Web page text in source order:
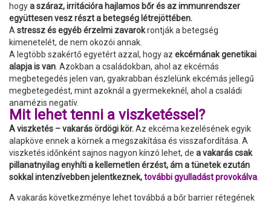
hogya száraz, irritációra hajlamos bőr és az immunrendszer
együttesen vesz részt a betegség létrejöttében.
A stressz és egyéb érzelmi zavarokrontják a betegség
kimenetelét, de nem okozói annak.
A legtöbb szakértő egyetért azzal, hogy az ekcémának genetikai
alapja is van . Azokban a családokban, ahol az ekcémás
megbetegedés jelen van, gyakrabban észlelünk ekcémás jellegű
megbetegedést, mint azoknál a gyermekeknél, ahol a családi
anamézis negatív.
Mit lehet tenni a viszketéssel?
A viszketés – vakarás ördögi kör.Az ekcéma kezelésének egyik
alapköve ennek a körnek a megszakítása és visszafordítása. A
viszketés időnként sajnos nagyon kínzó lehet, de a vakarás csak
pillanatnyilag enyhíti a kellemetlen érzést, ám a tünetek ezután
sokkal intenzívebben jelentkeznek,további gyulladást provokálva
A vakarás következménye lehet továbbá a bőr barrier rétegének